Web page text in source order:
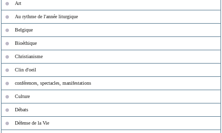
Art
Au rythme de l'année liturgique
Belgique
Bioéthique
Christianisme
Clin d'oeil
conférences, spectacles, manifestations
Culture
Débats
Défense de la Vie